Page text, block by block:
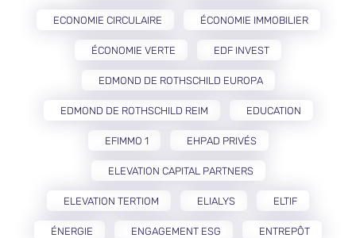
ECONOMIE CIRCULAIRE ÉCONOMIE IMMOBILIER
ÉCONOMIE VERTE EDF INVEST
EDMOND DE ROTHSCHILD EUROPA
EDMOND DE ROTHSCHILD REIM EDUCATION
EFIMMO 1 EHPAD PRIVÉS
ELEVATION CAPITAL PARTNERS
ELEVATION TERTIOM ELIALYS ELTIF
ÉNERGIE ENGAGEMENT ESG ENTREPÔT